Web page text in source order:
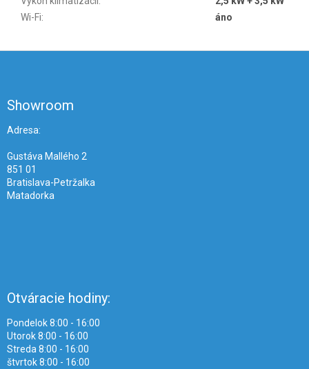
Wi-Fi: áno
Showroom
Adresa:
Gustáva Mallého 2
851 01
Bratislava-Petržalka
Matadorka
Otváracie hodiny:
Pondelok 8:00 - 16:00
Utorok 8:00 - 16:00
Streda 8:00 - 16:00
štvrtok 8:00 - 16:00